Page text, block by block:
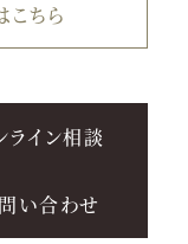
こちら
ライン相談
い合わせ